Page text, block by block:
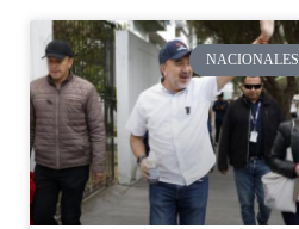
NACIONALES